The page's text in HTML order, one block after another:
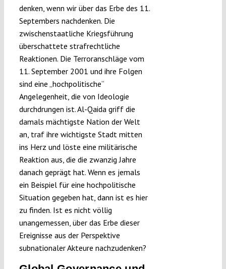
denken, wenn wir über das Erbe des 11.
Septembers nachdenken. Die
zwischenstaatliche Kriegsführung
überschattete strafrechtliche
Reaktionen. Die Terroranschläge vom
11. September 2001 und ihre Folgen
sind eine „hochpolitische“
Angelegenheit, die von Ideologie
durchdrungen ist. Al-Qaida griff die
damals mächtigste Nation der Welt
an, traf ihre wichtigste Stadt mitten
ins Herz und löste eine militärische
Reaktion aus, die die zwanzig Jahre
danach geprägt hat. Wenn es jemals
ein Beispiel für eine hochpolitische
Situation gegeben hat, dann ist es hier
zu finden. Ist es nicht völlig
unangemessen, über das Erbe dieser
Ereignisse aus der Perspektive
subnationaler Akteure nachzudenken?